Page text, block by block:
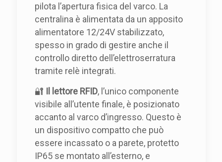
pilota l’apertura fisica del varco. La
centralina è alimentata da un apposito
alimentatore 12/24V stabilizzato,
spesso in grado di gestire anche il
controllo diretto dell’elettroserratura
tramite relè integrati.
🔐 Il lettore RFID, l’unico componente
visibile all’utente finale, è posizionato
accanto al varco d’ingresso. Questo è
un dispositivo compatto che può
essere incassato o a parete, protetto
IP65 se montato all’esterno, e